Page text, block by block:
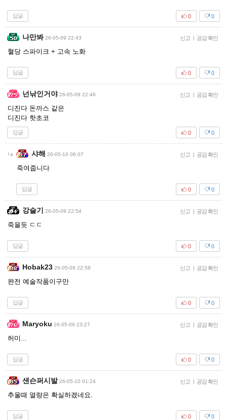
답글 0
0
나만봐 26-05-09 22:43 신고 | 공감 확인
혈당 스파이크 + 고속 노화
답글 0
0
넌낚인거야 26-05-09 22:46 신고 | 공감 확인
디진다 돈까스 같은
디진다 핫초코
답글 0
0
샤해 26-05-10 06:07 신고 | 공감 확인
죽여줍니다
답글 0
0
강슬기 26-05-09 22:54 신고 | 공감 확인
죽을듯 ㄷㄷ
답글 0
0
Hobak23 26-05-09 22:58 신고 | 공감 확인
완전 예술작품이구만
답글 0
0
Maryoku 26-05-09 23:27 신고 | 공감 확인
허미...
답글 0
0
샌슨퍼시발 26-05-10 01:24 신고 | 공감 확인
추울때 열량은 확실하겠네요.
답글 0
0